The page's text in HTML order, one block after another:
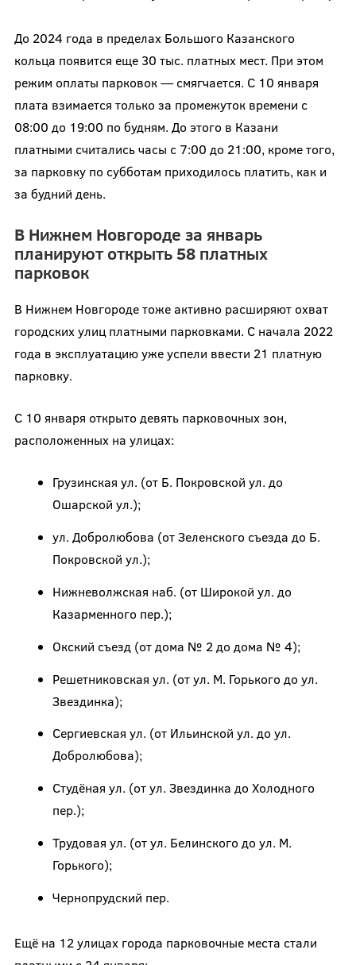
До 2024 года в пределах Большого Казанского
кольца появится еще 30 тыс. платных мест. При этом
режим оплаты парковок — смягчается. С 10 января
плата взимается только за промежуток времени с
08:00 до 19:00 по будням. До этого в Казани
платными считались часы с 7:00 до 21:00, кроме того,
за парковку по субботам приходилось платить, как и
за будний день.
В Нижнем Новгороде за январь
планируют открыть 58 платных
парковок
В Нижнем Новгороде тоже активно расширяют охват
городских улиц платными парковками. С начала 2022
года в эксплуатацию уже успели ввести 21 платную
парковку.
С 10 января открыто девять парковочных зон,
расположенных на улицах:
Грузинская ул. (от Б. Покровской ул. до
Ошарской ул.);
ул. Добролюбова (от Зеленского съезда до Б.
Покровской ул.);
Нижневолжская наб. (от Широкой ул. до
Казарменного пер.);
Окский съезд (от дома № 2 до дома № 4);
Решетниковская ул. (от ул. М. Горького до ул.
Звездинка);
Сергиевская ул. (от Ильинской ул. до ул.
Добролюбова);
Студёная ул. (от ул. Звездинка до Холодного
пер.);
Трудовая ул. (от ул. Белинского до ул. М.
Горького);
Чернопрудский пер.
Ещё на 12 улицах города парковочные места стали